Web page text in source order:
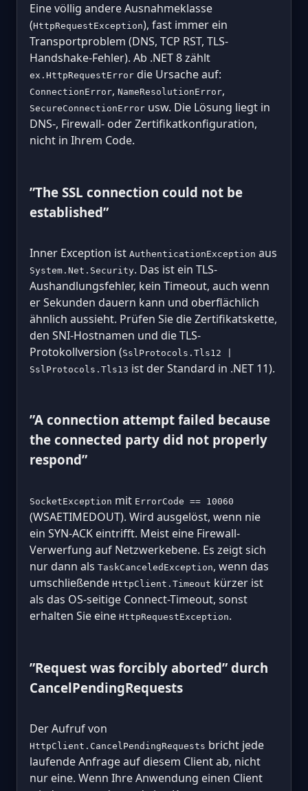
Eine völlig andere Ausnahmeklasse
(HttpRequestException), fast immer ein
Transportproblem (DNS, TCP RST, TLS-
Handshake-Fehler). Ab .NET 8 zählt
ex.HttpRequestError die Ursache auf:
ConnectionError, NameResolutionError,
SecureConnectionError usw. Die Lösung liegt in
DNS-, Firewall- oder Zertifikatkonfiguration,
nicht in Ihrem Code.
”The SSL connection could not be
established”
Inner Exception ist AuthenticationException aus
System.Net.Security. Das ist ein TLS-
Aushandlungsfehler, kein Timeout, auch wenn
er Sekunden dauern kann und oberflächlich
ähnlich aussieht. Prüfen Sie die Zertifikatskette,
den SNI-Hostnamen und die TLS-
Protokollversion (SslProtocols.Tls12 |
SslProtocols.Tls13 ist der Standard in .NET 11).
”A connection attempt failed because
the connected party did not properly
respond”
SocketException mit ErrorCode == 10060
(WSAETIMEDOUT). Wird ausgelöst, wenn nie
ein SYN-ACK eintrifft. Meist eine Firewall-
Verwerfung auf Netzwerkebene. Es zeigt sich
nur dann als TaskCanceledException, wenn das
umschließende HttpClient.Timeout kürzer ist
als das OS-seitige Connect-Timeout, sonst
erhalten Sie eine HttpRequestException.
”Request was forcibly aborted” durch
CancelPendingRequests
Der Aufruf von
HttpClient.CancelPendingRequests bricht jede
laufende Anfrage auf diesem Client ab, nicht
nur eine. Wenn Ihre Anwendung einen Client